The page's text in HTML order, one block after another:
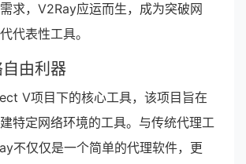
求，V2Ray应运而生，成为突破网
代表性工具。
由利器
V项目下的核心工具，该项目旨在
特定网络环境的工具。与传统代理工
不仅仅是一个简单的代理软件，更